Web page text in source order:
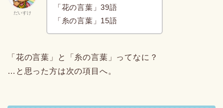
だいすけ
「花の言葉」39語
「糸の言葉」15語
「花の言葉」と「糸の言葉」ってなに？
…と思った方は次の項目へ。